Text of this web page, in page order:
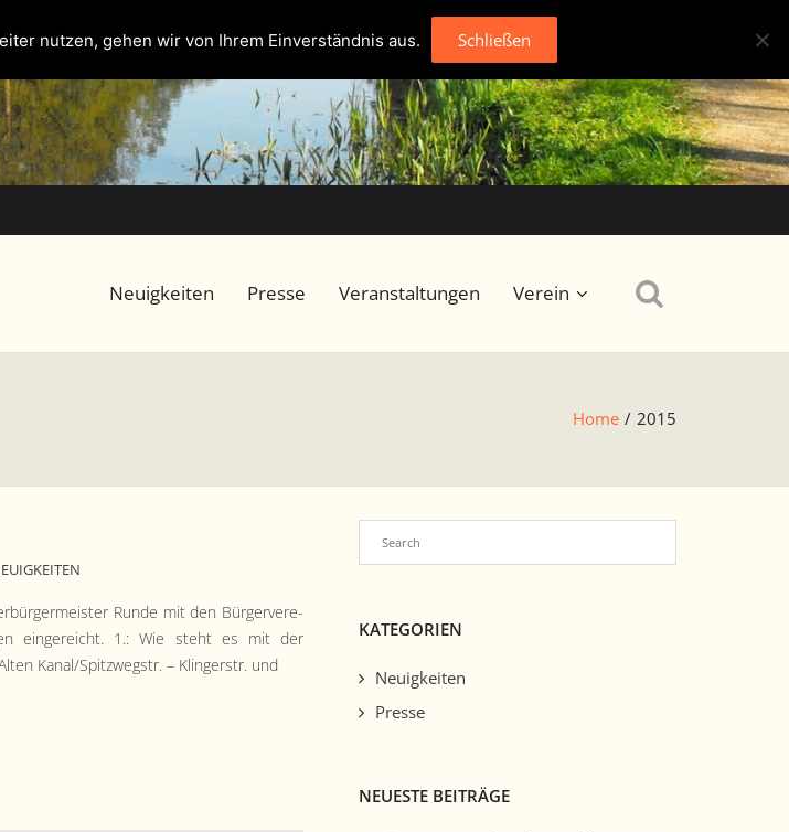
Neuigkeiten Presse Veranstaltungen Verein
Home / 2015
Runde mit den Bürg­ervere­
ein­gere­icht. 1.: Wie ste­ht es mit der
Kanal/Spitzwegstr. – Klinger­str. und
KATEGORIEN
Neuigkeiten
Presse
NEUESTE BEITRÄGE
nutzen, gehen wir von Ihrem Einverständnis aus. Schließen